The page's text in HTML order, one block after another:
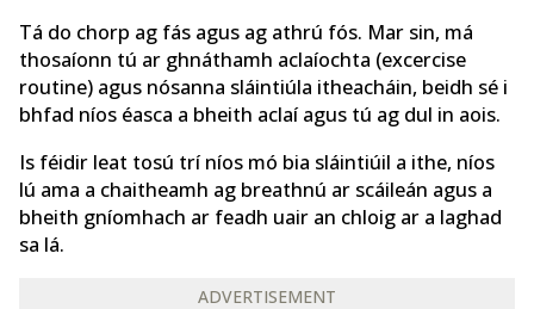
Tá do chorp ag fás agus ag athrú fós. Mar sin, má
thosaíonn tú ar ghnáthamh aclaíochta (excercise
routine) agus nósanna sláintiúla itheacháin, beidh sé i
bhfad níos éasca a bheith aclaí agus tú ag dul in aois.
Is féidir leat tosú trí níos mó bia sláintiúil a ithe, níos
lú ama a chaitheamh ag breathnú ar scáileán agus a
bheith gníomhach ar feadh uair an chloig ar a laghad
sa lá.
ADVERTISEMENT